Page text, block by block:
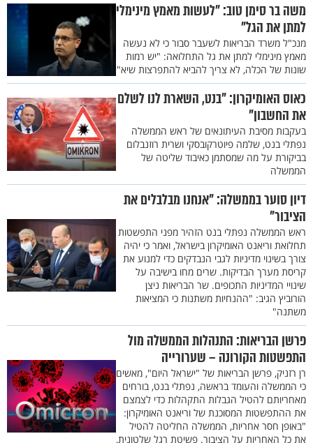
משה בר סימן טוב: "לעשות מאמץ מינימלי
למתן את הגל"
מנכ"ל משרד הבריאות לשעבר סבור כי לא נעשה
מאמץ מינימלי למתן את גל התחלואה: "יש רמות
שונות של הכלה, לא צריך להביא להתפרצות שיא"
כאוס האומיקרון: "בנט, השארת לנו לשלם
את החשבון"
בעקבות מסיבת העיתונאים של ראש הממשלה
נפתלי בנט, שלמה פיוטרקובסקי ושרית רוזנבלום
בביקורת על מה שמסתמן כאיבוד שליטה של
הממשלה
דיון סוער בממשלה: "אנחנו מבלבלים את
הציבור"
ראש הממשלה נפתלי בנט הזהיר מפני התפשטות
תחלואת וריאנט האומיקרון בישראל, ואמר כי יהיה
צורך בשינוי מדיניות לגבי הנבדקים כדי למנוע את
קריסת מערך הבדיקות. שרים מחו בישיבה על
שינויי המדיניות התכופים. שר הבריאות ניצן
הורוביץ הגיב: "ההנחיות משתנות כי המציאות
משתנה"
פרשן הבריאות: התנהלות הממשלה מול
התפשטות הקורונה – שערורייה
רן רזניק, פרשן הבריאות של "ישראל היום", מאשים
כי הממשלה והעומד בראשה, נפתלי בנט, בורחים
מאחריותם להטיל הגבלות התקהלות כדי לצמצם
את ההתפשטות המסוכנת של וריאנט האומיקרון:
"באופן חסר אחריות, הממשלה החליטה להטיל
את כל האחריות על הציבור. פשיטת רגל שלטונית,